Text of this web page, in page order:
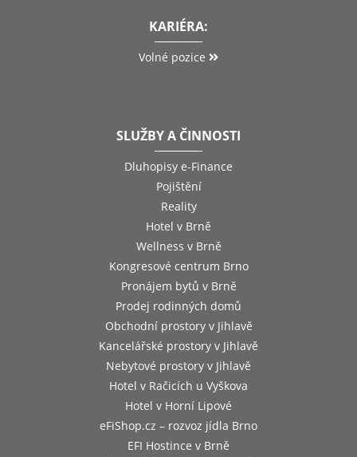
KARIÉRA:
Volné pozice
SLUŽBY A ČINNOSTI
Dluhopisy e-Finance
Pojištění
Reality
Hotel v Brně
Wellness v Brně
Kongresové centrum Brno
Pronájem bytů v Brně
Prodej rodinných domů
Obchodní prostory v Jihlavě
Kancelářské prostory v Jihlavě
Nebytové prostory v Jihlavě
Hotel v Račicích u Vyškova
Hotel v Horní Lipové
eFiShop.cz – rozvoz jídla Brno
EFI Hostince v Brně